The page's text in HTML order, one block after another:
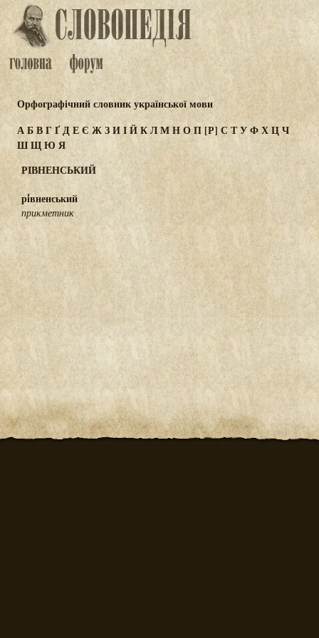
Орфографічний словник української мови
АБВГҐДЕЄ ЖЗИІЙКЛМНОП [Р] СТУФХЦЧ
ШЩЮЯ
РІВНЕНСЬКИЙ
рі́вненський
прикметник